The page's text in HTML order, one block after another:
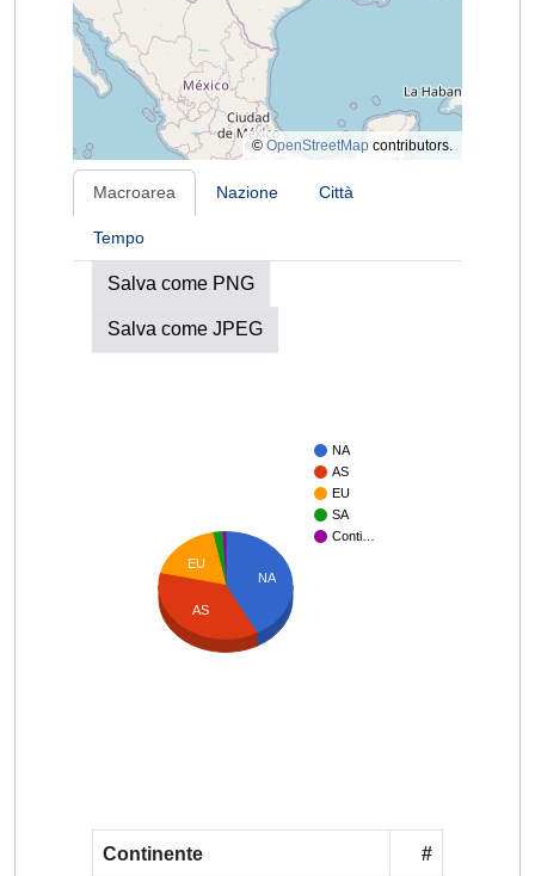
© OpenStreetMap contributors.
Macroarea Nazione Città
Tempo
Salva come PNG
Salva come JPEG
NA
AS
EU
SA
Conti…
NA
EU
AS
Continente #